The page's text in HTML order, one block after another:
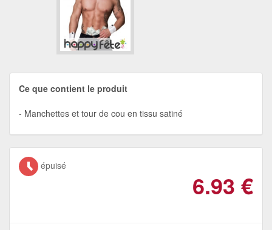
Ce que contient le produit
Manchettes et tour de cou en tissu satiné
épuisé
6.93 €